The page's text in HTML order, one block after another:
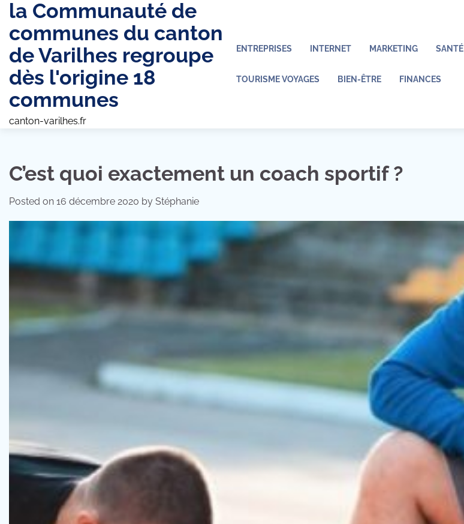
Skip
content
la Communauté de
communes du canton
de Varilhes regroupe
dès l'origine 18
communes
canton-varilhes.fr
ENTREPRISES INTERNET MARKETING SANTÉ
TOURISME VOYAGES BIEN-ÊTRE FINANCES
C’est quoi exactement un coach sportif ?
Posted on 16 décembre 2020 by Stéphanie